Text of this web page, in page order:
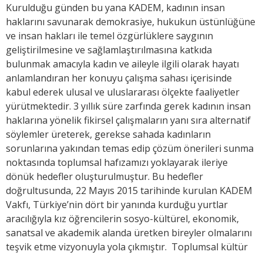
Kurulduğu günden bu yana KADEM, kadının insan
haklarını savunarak demokrasiye, hukukun üstünlüğüne
ve insan hakları ile temel özgürlüklere saygının
geliştirilmesine ve sağlamlaştırılmasına katkıda
bulunmak amacıyla kadın ve aileyle ilgili olarak hayatı
anlamlandıran her konuyu çalışma sahası içerisinde
kabul ederek ulusal ve uluslararası ölçekte faaliyetler
yürütmektedir. 3 yıllık süre zarfında gerek kadının insan
haklarına yönelik fikirsel çalışmaların yanı sıra alternatif
söylemler üreterek, gerekse sahada kadınların
sorunlarına yakından temas edip çözüm önerileri sunma
noktasında toplumsal hafızamızı yoklayarak ileriye
dönük hedefler oluşturulmuştur. Bu hedefler
doğrultusunda, 22 Mayıs 2015 tarihinde kurulan KADEM
Vakfı, Türkiye’nin dört bir yanında kurduğu yurtlar
aracılığıyla kız öğrencilerin sosyo-kültürel, ekonomik,
sanatsal ve akademik alanda üretken bireyler olmalarını
teşvik etme vizyonuyla yola çıkmıştır. Toplumsal kültür